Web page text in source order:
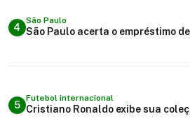
4
São Paulo
São Paulo acerta o empréstimo
5
Futebol internacional
Cristiano Ronaldo exibe sua